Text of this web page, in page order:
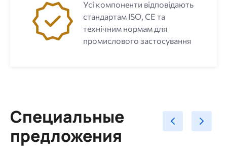
Усі компоненти відповідають
стандартам ISO, CE та
технічним нормам для
промислового застосування
Специальные
предложения